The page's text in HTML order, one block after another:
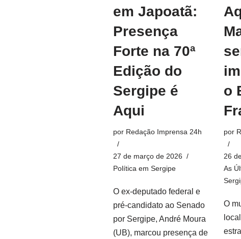
em Japoatã:
Presença
Forte na 70ª
Edição do
Sergipe é
Aqui
por Redação Imprensa 24h
27 de março de 2026
Política em Sergipe
O ex-deputado federal e
pré-candidato ao Senado
por Sergipe, André Moura
(UB), marcou presença de
o
por
26
As
O